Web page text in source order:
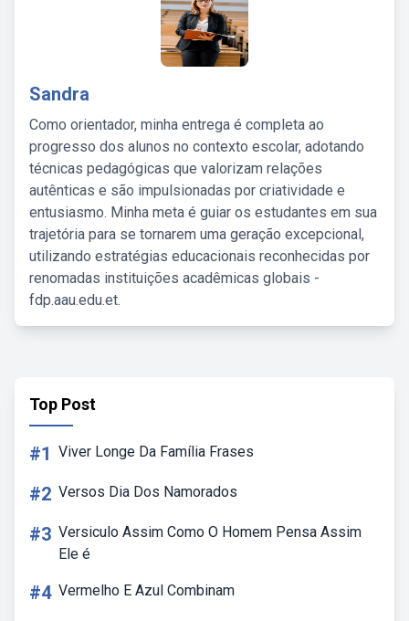
Sandra
Como orientador, minha entrega é completa ao
progresso dos alunos no contexto escolar, adotando
técnicas pedagógicas que valorizam relações
autênticas e são impulsionadas por criatividade e
entusiasmo. Minha meta é guiar os estudantes em sua
trajetória para se tornarem uma geração excepcional,
utilizando estratégias educacionais reconhecidas por
renomadas instituições acadêmicas globais -
fdp.aau.edu.et.
Top Post
#1 Viver Longe Da Família Frases
#2 Versos Dia Dos Namorados
#3 Versiculo Assim Como O Homem Pensa Assim
Ele é
#4 Vermelho E Azul Combinam